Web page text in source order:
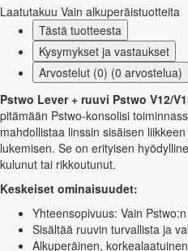
Laatutakuu Vain alkuperäistuotteita
Tästä tuotteesta
Kysymykset ja vastaukset
Arvostelut (0) (0 arvostelua)
Pstwo Lever + ruuvi Pstwo V12/
pitämään Pstwo-konsolisi
mahdollistaa linssin sisäisen
lukemisen. Se on erityisen
kulunut tai rikkoutunut.
Keskeiset ominaisuudet:
Yhteensopivuus: Vain
Sisältää ruuvin turvallista ja
Alkuperäinen,